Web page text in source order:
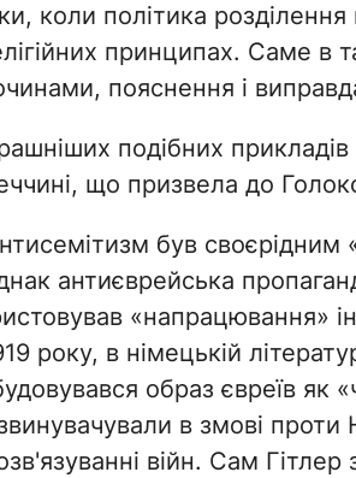
коли політика
принципах. Саме в
пояснення і
подібних прикладів
що призвела до
був своєрідним
антиєврейська
«напрацювання»
року, в німецькій
образ євреїв як
звинувачували в змові
війн. Сам